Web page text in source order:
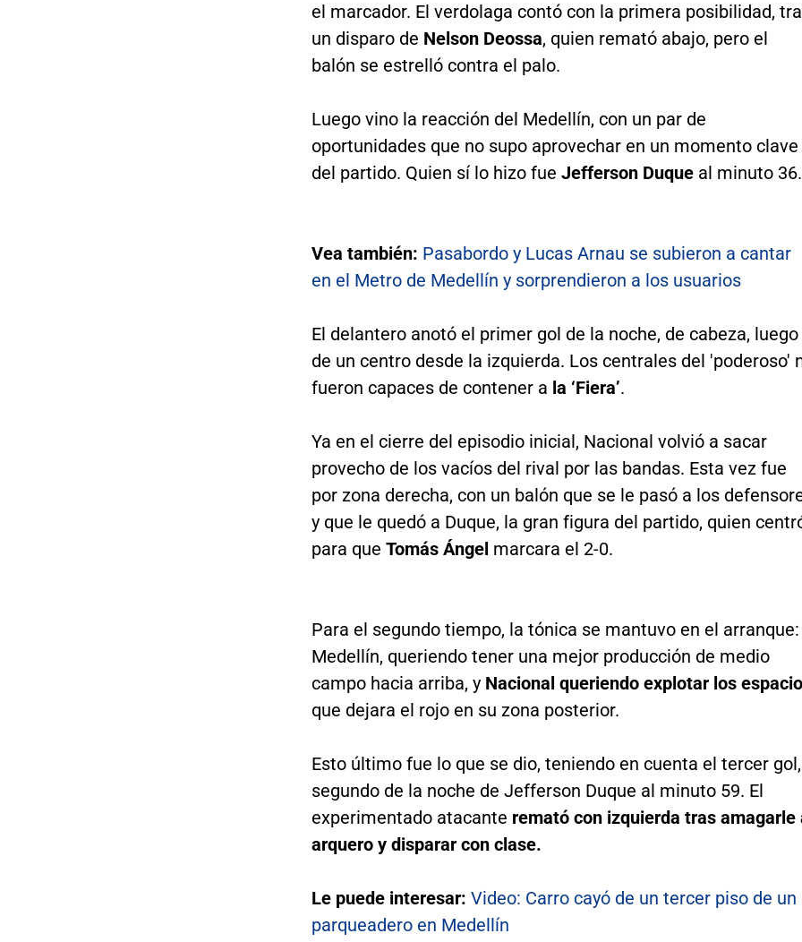
el marcador. El verdolaga contó con la primera posibilidad,
un disparo de Nelson Deossa, quien remató abajo, pero el
balón se estrelló contra el palo.
Luego vino la reacción del Medellín, con un par de
oportunidades que no supo aprovechar en un momento clave
del partido. Quien sí lo hizo fue Jefferson Duqueal minuto 36.
Vea también: Pasabordo y Lucas Arnau se subieron a cantar
en el Metro de Medellín y sorprendieron a los usuarios
El delantero anotó el primer gol de la noche, de cabeza, luego
de un centro desde la izquierda. Los centrales del 'poderoso'
fueron capaces de contener a la ‘Fiera’.
Ya en el cierre del episodio inicial, Nacional volvió a sacar
provecho de los vacíos del rival por las bandas. Esta vez fue
por zona derecha, con un balón que se le pasó a los
y que le quedó a Duque, la gran figura del partido, quien
para que Tomás Ángel marcara el 2-0.
Para el segundo tiempo, la tónica se mantuvo en el arranque:
Medellín, queriendo tener una mejor producción de medio
campo hacia arriba, y Nacional queriendo explotar los
que dejara el rojo en su zona posterior.
Esto último fue lo que se dio, teniendo en cuenta el tercer gol,
segundo de la noche de Jefferson Duque al minuto 59. El
experimentado atacante remató con izquierda tras amagarle
arquero y disparar con clase.
Le puede interesar: Video: Carro cayó de un tercer piso de un
parqueadero en Medellín